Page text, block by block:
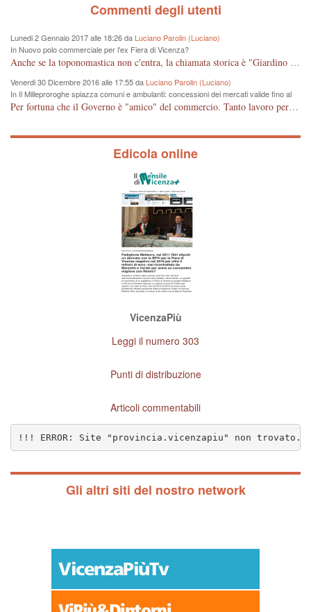
Commenti degli utenti
Lunedi 2 Gennaio 2017 alle 18:26 da Luciano Parolin (Luciano)
In Nuovo polo commerciale per l'ex Fiera di Vicenza?
Anche se la toponomastica non c'entra, la chiamata storica è "Giardino Salvi". Dal 1907 circa Proprietà Comunale e pertanto a mio giudizio "storico" il nome potrebbe essere cambiato in Giardino Comunale Goffredo Parise. Se poi vogliono farne un IPER mercato di cineserie varie (come se non ce ne fossero a sufficienza) vuol dire che: Mala Tempora Currunt. E' solo questione di schei? Amen.
Venerdi 30 Dicembre 2016 alle 17:55 da Luciano Parolin (Luciano)
In Il Milleproroghe spiazza comuni e ambulanti: concessioni dei mercati valide fino al
2020
Per fortuna che il Governo è "amico" del commercio. Tanto lavoro per nessun cambiamento. Tutto fermo sino al 2020. E' incomprensibile dice il Dirigente, figurarsi se il cittadino normale che legge e chiede di essere informato, può capire qualcosa. E' certo che, almeno per Vicenza, alcune situazioni contingenti devono essere riviste, vedi mercato di Viale Roma e altro, prima che la città UNESCO che si sta trasformando in città storico-artistico-turistica, diventi una casba tunisina! Capisco le esigenze delle imprese, ma a decidere dovrebbe essere la Città che ha eletto i suoi rappresentanti, invece ROMA, tra un rinvio ed un altro, arriva al 2020 senza aver cambiato Niente. Mala tempora currunt.
Edicola online
VicenzaPiù
Leggi il numero 303
Punti di distribuzione
Articoli commentabili
!!! ERROR: Site "provincia.vicenzapiu" non trovato.
Gli altri siti del nostro network